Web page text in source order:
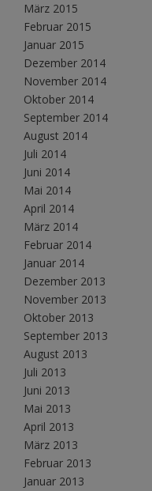
März 2015
Februar 2015
Januar 2015
Dezember 2014
November 2014
Oktober 2014
September 2014
August 2014
Juli 2014
Juni 2014
Mai 2014
April 2014
März 2014
Februar 2014
Januar 2014
Dezember 2013
November 2013
Oktober 2013
September 2013
August 2013
Juli 2013
Juni 2013
Mai 2013
April 2013
März 2013
Februar 2013
Januar 2013